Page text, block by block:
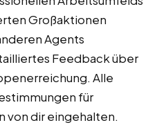
Großaktionen
Agents
Feedback über
Alle
für
von dir eingehalten.